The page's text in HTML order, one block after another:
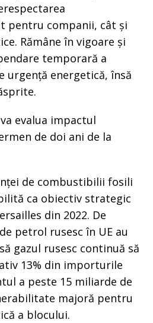
pentru companii, cât și
Rămâne în vigoare și
temporară a
urgență energetică, însă
evalua impactul
de doi ani de la
de combustibilii fosili
ca obiectiv strategic
din 2022. De
petrol rusesc în UE au
gazul rusesc continuă să
13% din importurile
a peste 15 miliarde de
majoră pentru
a blocului.